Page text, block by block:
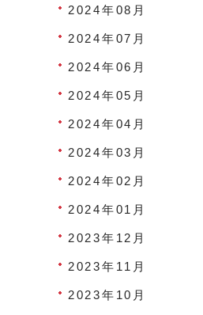
2024年08月
2024年07月
2024年06月
2024年05月
2024年04月
2024年03月
2024年02月
2024年01月
2023年12月
2023年11月
2023年10月